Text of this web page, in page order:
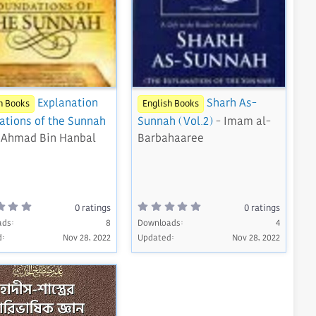
Books
Explanation
of the Sunnah
Bin Hanbal
t
r
(
s
)
0 ratings
8
Nov 28, 2022
English Books
Sharh As-
Sunnah (Vol.2)- Imam al-
Barbahaaree
t
0 ratings
Downloads
4
Updated
Nov 28, 2022